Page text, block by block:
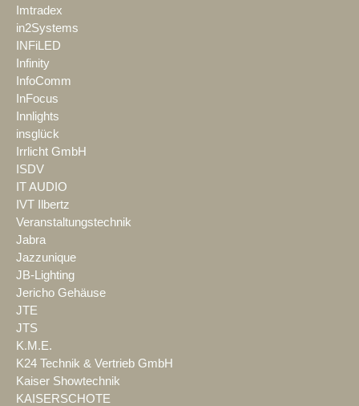
Imtradex
in2Systems
INFiLED
Infinity
InfoComm
InFocus
Innlights
insglück
Irrlicht GmbH
ISDV
IT AUDIO
IVT Ilbertz
Veranstaltungstechnik
Jabra
Jazzunique
JB-Lighting
Jericho Gehäuse
JTE
JTS
K.M.E.
K24 Technik & Vertrieb GmbH
Kaiser Showtechnik
KAISERSCHOTE